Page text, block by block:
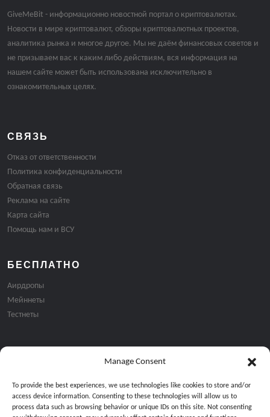
Manage Consent
To provide the best experiences, we use technologies like cookies to store and/or
access device information. Consenting to these technologies will allow us to
process data such as browsing behavior or unique IDs on this site. Not consenting
GiveMeBit - информационно новостной портал о криптовалютах.
Новости в мире криптовалют, обзоры криптовалютных проектов,
аналитика рынка и многое другое. Мы не даём финансовых советов и
не призываем вас к каким либо действиям, вся информация на
нашем сайте может быть использована исключительно в
ознакомительных целях.
СВЯЗЬ
Отказ от ответственности
Политика конфиденциальности
Обратная связь
Реклама на сайте
Карта сайта
Помощь нам и ВСУ
БЕСПЛАТНО
Аирдропы
Мейннеты
Тестнеты
Подписка на email рассылку: